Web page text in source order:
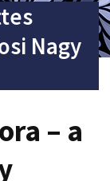
Nagy
– a